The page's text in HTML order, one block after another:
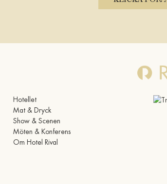
Hotellet
Mat & Dryck
Show & Scenen
Möten & Konferens
Om Hotel Rival